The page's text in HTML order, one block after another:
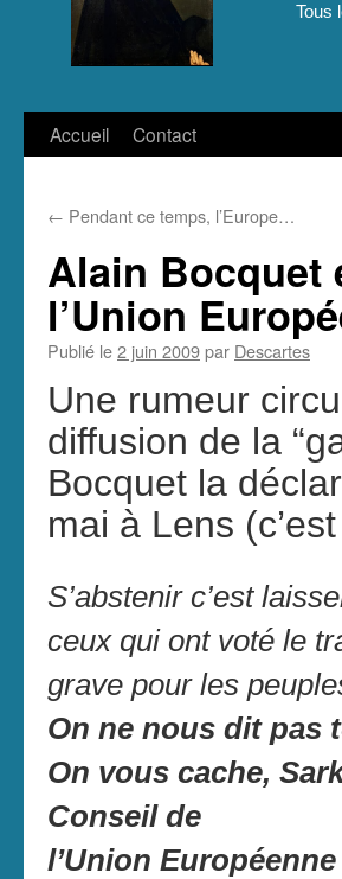
Tous
Aller
contenu
Accueil Contact
← Pendant ce temps, l’Europe…
Alain Bocquet
l’Union
Publié le2 juin 2009par Descartes
Une rumeur
diffusion de la
Bocquet la
mai à Lens
S’abstenir c’est
ceux qui ont voté le
grave pour les
On ne nous dit pas
On vous cache,
Conseil de
l’Union